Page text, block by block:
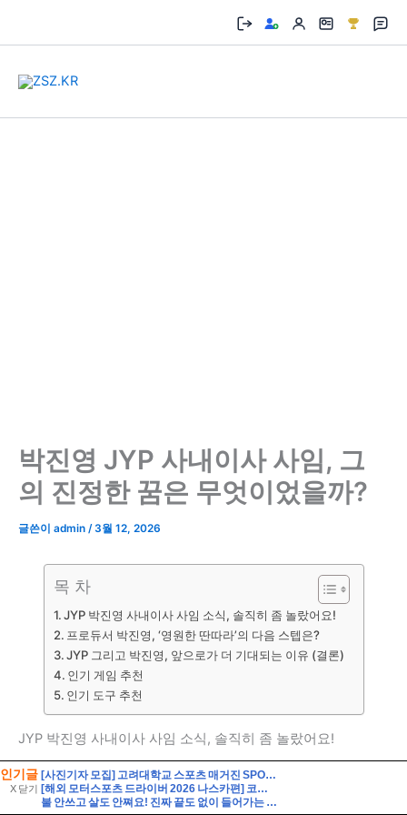
인기글
X 닫기
[사진기자 모집] 고려대학교 스포츠 매거진 SPORTS KU에서 2026년 2학기 신입국원을 모집합니다!
[해외 모터스포츠 드라이버 2026 나스카편] 코디 웨어 (Cody Ware)
불 안쓰고 살도 안쪄요! 진짜 끝도 없이 들어가는 초간단 크래미요리 오이크래미샐러드 만들기